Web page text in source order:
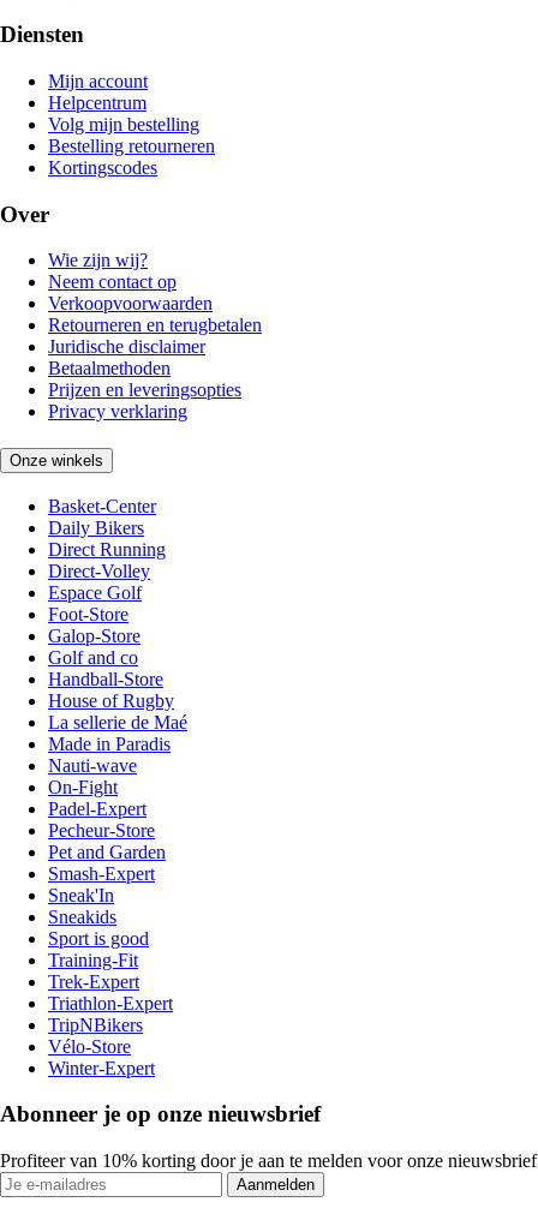
Diensten
Mijn account
Helpcentrum
Volg mijn bestelling
Bestelling retourneren
Kortingscodes
Over
Wie zijn wij?
Neem contact op
Verkoopvoorwaarden
Retourneren en terugbetalen
Juridische disclaimer
Betaalmethoden
Prijzen en leveringsopties
Privacy verklaring
Onze winkels
Basket-Center
Daily Bikers
Direct Running
Direct-Volley
Espace Golf
Foot-Store
Galop-Store
Golf and co
Handball-Store
House of Rugby
La sellerie de Maé
Made in Paradis
Nauti-wave
On-Fight
Padel-Expert
Pecheur-Store
Pet and Garden
Smash-Expert
Sneak'In
Sneakids
Sport is good
Training-Fit
Trek-Expert
Triathlon-Expert
TripNBikers
Vélo-Store
Winter-Expert
Abonneer je op onze nieuwsbrief
Profiteer van 10% korting door je aan te melden voor onze nieuwsbrief
Aanmelden